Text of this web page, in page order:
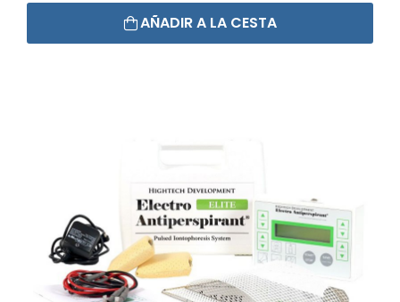
AÑADIR A LA CESTA